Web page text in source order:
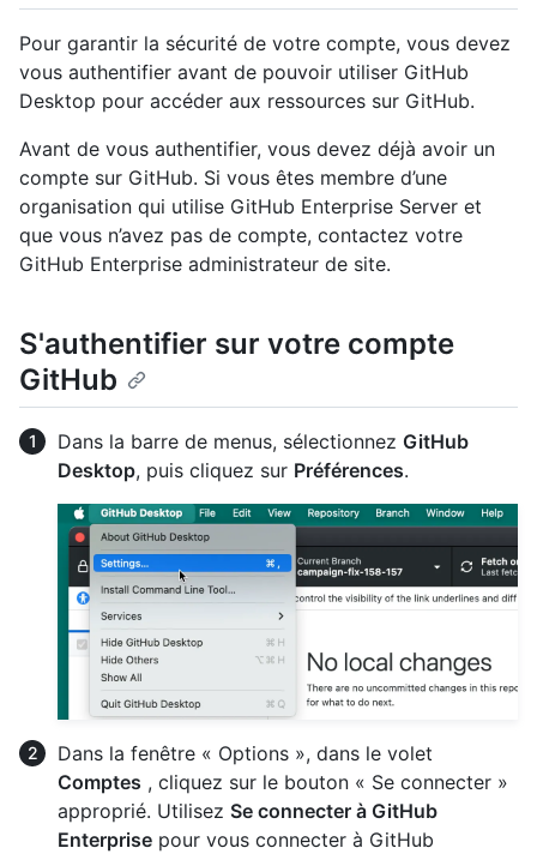
Pour garantir la sécurité de votre compte, vous devez
vous authentifier avant de pouvoir utiliser GitHub
Desktop pour accéder aux ressources sur GitHub.
Avant de vous authentifier, vous devez déjà avoir un
compte sur GitHub. Si vous êtes membre d’une
organisation qui utilise GitHub Enterprise Server et
que vous n’avez pas de compte, contactez votre
GitHub Enterprise administrateur de site.
S'authentifier sur votre compte
GitHub
Dans la barre de menus, sélectionnez GitHub
Desktop, puis cliquez sur Préférences.
Dans la fenêtre « Options », dans le volet
Comptes , cliquez sur le bouton « Se connecter »
approprié. Utilisez Se connecter à GitHub
Enterprise pour vous connecter à GitHub